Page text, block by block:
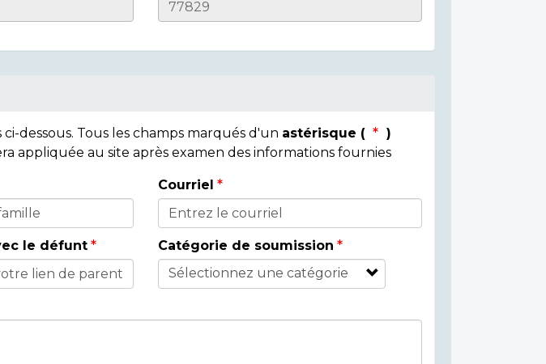
dessous. Tous les champs marqués d'un astérisque (
)
appliquée au site après examen des informations fournies
Courriel
le défunt Catégorie de soumission